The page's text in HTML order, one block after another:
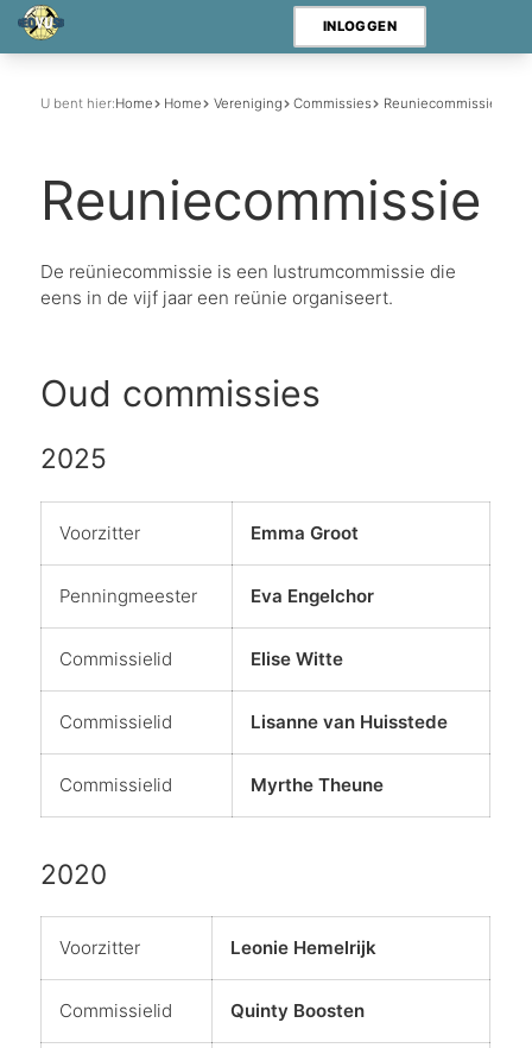
INLOGGEN
U bent hier:Home Home Vereniging Commissies Reuniecommissie
Reuniecommissie
De reüniecommissie is een lustrumcommissie die
eens in de vijf jaar een reünie organiseert.
Oud commissies
2025
Voorzitter Emma Groot
Penningmeester Eva Engelchor
Commissielid Elise Witte
Commissielid Lisanne van Huisstede
Commissielid Myrthe Theune
2020
Voorzitter Leonie Hemelrijk
Commissielid Quinty Boosten